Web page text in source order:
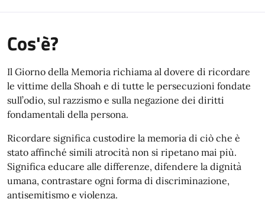
Cos'è?
Il Giorno della Memoria richiama al dovere di ricordare
le vittime della Shoah e di tutte le persecuzioni fondate
sull’odio, sul razzismo e sulla negazione dei diritti
fondamentali della persona.
Ricordare significa custodire la memoria di ciò che è
stato affinché simili atrocità non si ripetano mai più.
Significa educare alle differenze, difendere la dignità
umana, contrastare ogni forma di discriminazione,
antisemitismo e violenza.